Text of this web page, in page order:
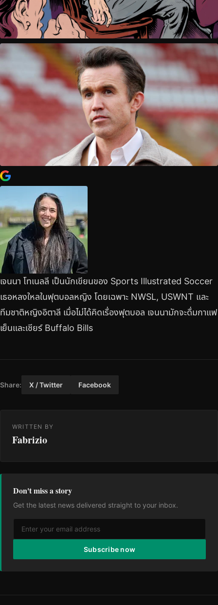
เจนนา โทเนลลี เป็นนักเขียนของ Sports Illustrated Soccer
เธอหลงใหลในฟุตบอลหญิง โดยเฉพาะ NWSL, USWNT และ
ทีมชาติหญิงอิตาลี เมื่อไม่ได้คิดเรื่องฟุตบอล เจนนามักจะดื่มกาแฟ
เย็นและเชียร์ Buffalo Bills
Share: X / Twitter Facebook
WRITTEN BY
Fabrizio
Don't miss a story
Get the latest news delivered straight to your inbox.
Subscribe now